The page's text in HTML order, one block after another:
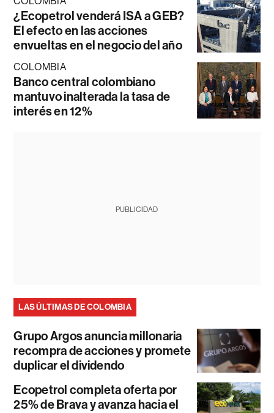
¿Ecopetrol venderá ISA a GEB?
El efecto en las acciones
envueltas en el negocio del año
COLOMBIA
Banco central colombiano
mantuvo inalterada la tasa de
interés en 12%
PUBLICIDAD
LAS ÚLTIMAS DE COLOMBIA
Grupo Argos anuncia millonaria
recompra de acciones y promete
duplicar el dividendo
Ecopetrol completa oferta por
25% de Brava y avanza hacia el